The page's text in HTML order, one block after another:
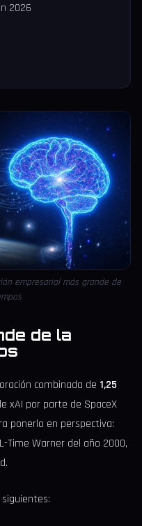
2026
empresarial más grande de
de la
combinada de 1,25
xAI por parte de SpaceX
ponerlo en perspectiva:
Time Warner del año 2000,